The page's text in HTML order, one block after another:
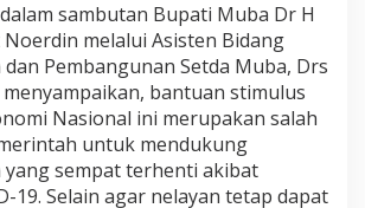
sambutan Bupati Muba Dr H
Noerdin melalui Asisten Bidang
Pembangunan Setda Muba, Drs
bantuan stimulus
Nasional ini merupakan salah
untuk mendukung
sempat terhenti akibat
19. Selain agar nelayan tetap dapat